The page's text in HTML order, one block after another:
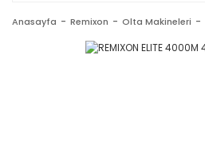
Anasayfa Remixon Olta Makineleri